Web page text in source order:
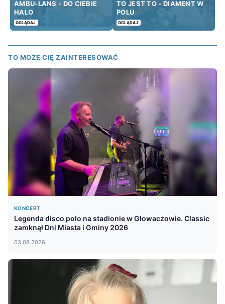
AMBU-LANS - DO CIEBIE
HALO
OGLĄDAJ
TO JEST TO - DIAMENT W
POLU
OGLĄDAJ
TO MOŻE CIĘ ZAINTERESOWAĆ
KONCERT
Legenda disco polo na stadionie w Głowaczowie. Classic
zamknął Dni Miasta i Gminy 2026
03.08.2026